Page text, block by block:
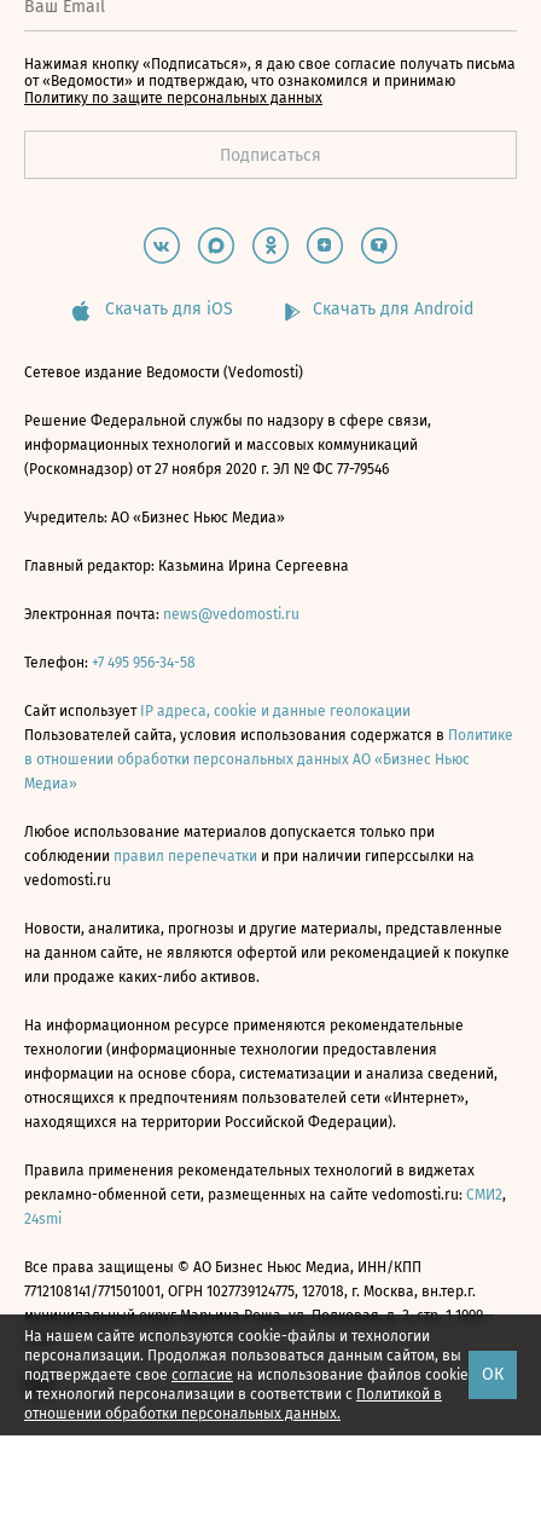
На нашем сайте используются cookie-файлы и технологии
персонализации. Продолжая пользоваться данным сайтом, вы
подтверждаете свое согласие на использование файлов cookie
и технологий персонализации в соответствии с Политикой в
отношении обработки персональных данных.
ОК
Нажимая кнопку «Подписаться», я даю свое согласие получать письма
от «Ведомости» и подтверждаю, что ознакомился и принимаю
Политику по защите персональных данных
Скачать для iOS Скачать для Android
Сетевое издание Ведомости (Vedomosti)
Решение Федеральной службы по надзору в сфере связи,
информационных технологий и массовых коммуникаций
(Роскомнадзор) от 27 ноября 2020 г. ЭЛ № ФС 77-79546
Учредитель: АО «Бизнес Ньюс Медиа»
Главный редактор: Казьмина Ирина Сергеевна
Электронная почта: news@vedomosti.ru
Телефон: +7 495 956-34-58
Сайт использует IP адреса, cookie и данные геолокации
Пользователей сайта, условия использования содержатся в Политике
в отношении обработки персональных данных АО «Бизнес Ньюс
Медиа»
Любое использование материалов допускается только при
соблюдении правил перепечатки и при наличии гиперссылки на
vedomosti.ru
Новости, аналитика, прогнозы и другие материалы, представленные
на данном сайте, не являются офертой или рекомендацией к покупке
или продаже каких-либо активов.
На информационном ресурсе применяются рекомендательные
технологии (информационные технологии предоставления
информации на основе сбора, систематизации и анализа сведений,
относящихся к предпочтениям пользователей сети «Интернет»,
находящихся на территории Российской Федерации).
Правила применения рекомендательных технологий в виджетах
рекламно-обменной сети, размещенных на сайте vedomosti.ru: СМИ2,
24smi
Все права защищены © АО Бизнес Ньюс Медиа, ИНН/КПП
7712108141/771501001, ОГРН 1027739124775, 127018, г. Москва, вн.тер.г.
муниципальный округ Марьина Роща, ул. Полковая, д. 3, стр. 1 1999—
2026